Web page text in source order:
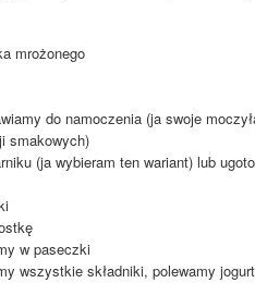
mrożonego
do namoczenia (ja swoje
smakowych)
(ja wybieram ten wariant) lub
w paseczki
wszystkie składniki, polewamy